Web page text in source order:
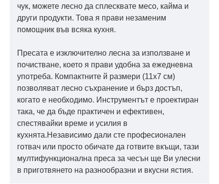
чук, можете лесно да сплесквате месо, кайма и
други продукти. Това я прави незаменим
помощник във всяка кухня.
Пресата е изключително лесна за използване и
почистване, което я прави удобна за ежедневна
употреба. Компактните й размери (11х7 см)
позволяват лесно съхранение и бърз достъп,
когато е необходимо. Инструментът е проектиран
така, че да бъде практичен и ефективен,
спестявайки време и усилия в
кухнята.Независимо дали сте професионален
готвач или просто обичате да готвите вкъщи, тази
мултифункционална преса за чесън ще Ви улесни
в приготвянето на разнообразни и вкусни ястия.